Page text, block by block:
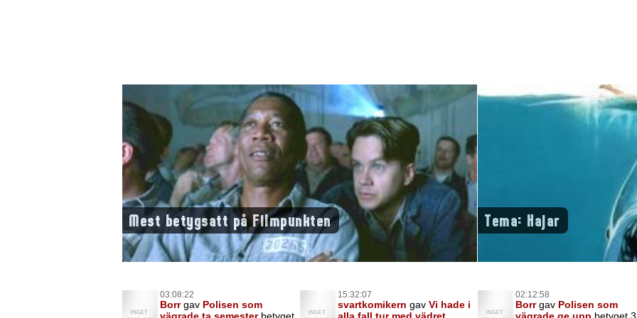
Mest betygsatt på Filmpunkten Tema: Hajar
03:08:22
Borrgav Polisen som
vägrade ta semester betyget
15:32:07
svartkomikern gav Vi hade i
alla fall tur med vädret
02:12:58
Borrgav Polisen som
vägrade ge upp betyget